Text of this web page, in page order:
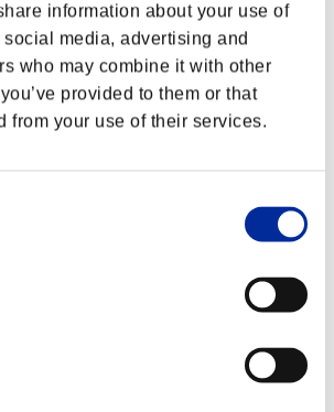
information about your use of
media, advertising and
who may combine it with other
provided to them or that
from your use of their services.